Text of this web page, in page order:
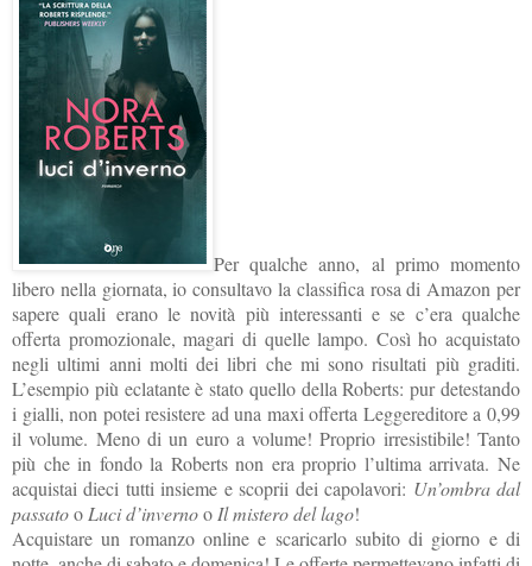
Per qualche anno, al primo momento
libero nella giornata, io consultavo la classifica rosa di Amazon per
sapere quali erano le novità più interessanti e se c’era qualche
offerta promozionale, magari di quelle lampo. Così ho acquistato
negli ultimi anni molti dei libri che mi sono risultati più graditi.
L’esempio più eclatante è stato quello della Roberts: pur detestando
i gialli, non potei resistere ad una maxi offerta Leggereditore a 0,99
il volume. Meno di un euro a volume! Proprio irresistibile! Tanto
più che in fondo la Roberts non era proprio l’ultima arrivata. Ne
acquistai dieci tutti insieme e scoprii dei capolavori: Un’ombra dal
passatoo Luci d’invernoo Il mistero del lago!
Acquistare un romanzo online e scaricarlo subito di giorno e di